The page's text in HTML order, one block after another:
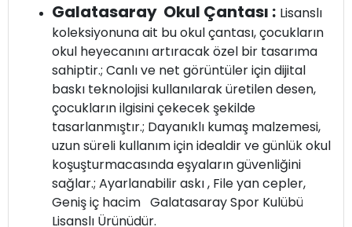
Galatasaray Okul Çantası : Lisanslı
koleksiyonuna ait bu okul çantası, çocukların
okul heyecanını artıracak özel bir tasarıma
sahiptir.; Canlı ve net görüntüler için dijital
baskı teknolojisi kullanılarak üretilen desen,
çocukların ilgisini çekecek şekilde
tasarlanmıştır.; Dayanıklı kumaş malzemesi,
uzun süreli kullanım için idealdir ve günlük okul
koşuşturmacasında eşyaların güvenliğini
sağlar.; Ayarlanabilir askı , File yan cepler,
Geniş iç hacim Galatasaray Spor Kulübü
Lisanslı Ürünüdür.